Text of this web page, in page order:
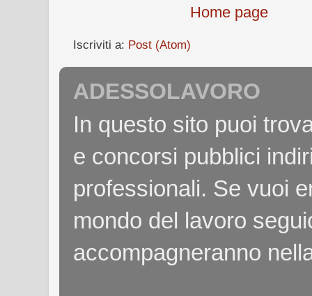
Home page
Iscriviti a: Post (Atom)
ADESSOLAVORO
In questo sito puoi
e concorsi pubblici
professionali. Se vuoi
mondo del lavoro
accompagneranno